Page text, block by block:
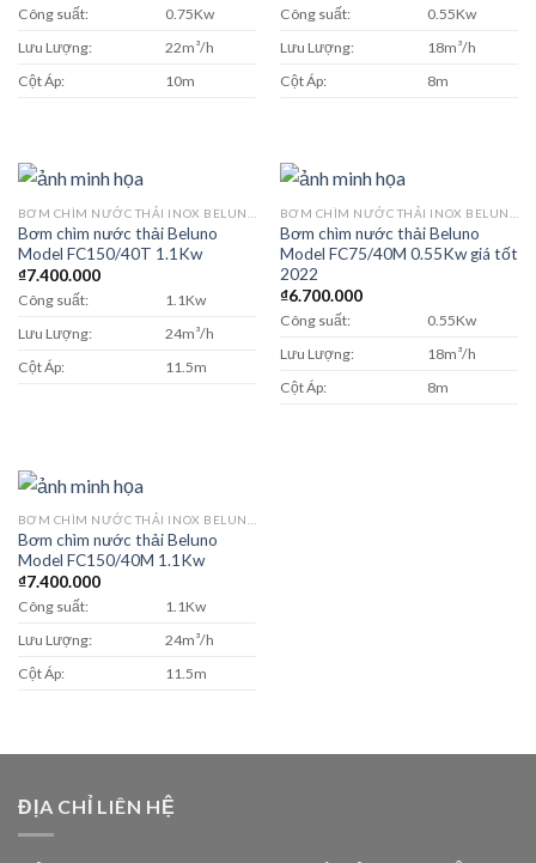
Công suất:
0.75Kw
Lưu Lượng:
22m³/h
Cột Áp:
10m
Công suất:
0.55Kw
Lưu Lượng:
18m³/h
Cột Áp:
8m
Bơm chìm nước thải Beluno
Model FC150/40T 1.1Kw
₫7.400.000
Công suất:
1.1Kw
Lưu Lượng:
24m³/h
Cột Áp:
11.5m
Bơm chìm nước thải Beluno
Model FC75/40M 0.55Kw giá tốt
2022
₫6.700.000
Công suất:
0.55Kw
Lưu Lượng:
18m³/h
Cột Áp:
8m
Bơm chìm nước thải Beluno
Model FC150/40M 1.1Kw
₫7.400.000
Công suất:
1.1Kw
Lưu Lượng:
24m³/h
Cột Áp:
11.5m
ĐỊA CHỈ LIÊN HỆ